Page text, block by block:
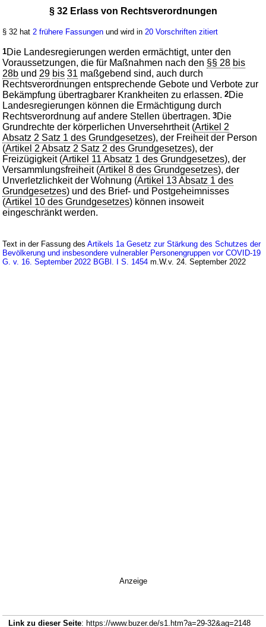
§ 32 Erlass von Rechtsverordnungen
§ 32 hat2 frühere Fassungen und wird in20 Vorschriften zitiert
1Die Landesregierungen werden ermächtigt, unter den
Voraussetzungen, die für Maßnahmen nach den §§ 28 bis
28b und 29 bis 31 maßgebend sind, auch durch
Rechtsverordnungen entsprechende Gebote und Verbote zur
Bekämpfung übertragbarer Krankheiten zu erlassen.2Die
Landesregierungen können die Ermächtigung durch
Rechtsverordnung auf andere Stellen übertragen.3Die
Grundrechte der körperlichen Unversehrtheit (Artikel 2
Absatz 2 Satz 1 des Grundgesetzes), der Freiheit der Person
(Artikel 2 Absatz 2 Satz 2 des Grundgesetzes), der
Freizügigkeit (Artikel 11 Absatz 1 des Grundgesetzes), der
Versammlungsfreiheit (Artikel 8 des Grundgesetzes), der
Unverletzlichkeit der Wohnung (Artikel 13 Absatz 1 des
Grundgesetzes) und des Brief- und Postgeheimnisses
(Artikel 10 des Grundgesetzes) können insoweit
eingeschränkt werden.
Text in der Fassung desArtikels 1a Gesetz zur Stärkung des Schutzes der
Bevölkerung und insbesondere vulnerabler Personengruppen vor COVID-19
G. v. 16. September 2022 BGBl. I S. 1454 m.W.v. 24. September 2022
Anzeige
Link zu dieser Seite: https://www.buzer.de/s1.htm?a=29-32&ag=2148